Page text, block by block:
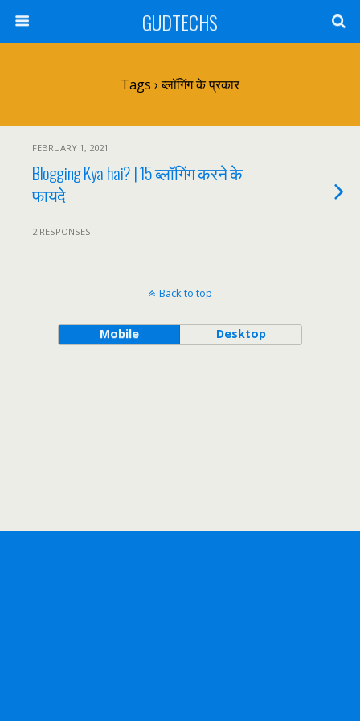
GUDTECHS
Tags › ब्लॉगिंग के प्रकार
FEBRUARY 1, 2021
Blogging Kya hai? | 15 ब्लॉगिंग करने के
फायदे
2 RESPONSES
Back to top
Mobile Desktop